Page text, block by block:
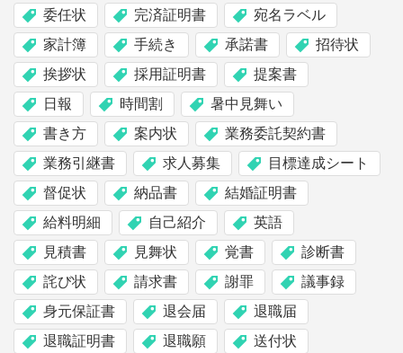
委任状
完済証明書
宛名ラベル
家計簿
手続き 承諾書
招待状
挨拶状
採用証明書
提案書
日報
時間割
暑中見舞い
書き方
案内状
業務委託契約書
業務引継書
求人募集
目標達成シート
督促状
納品書
結婚証明書
給料明細
自己紹介
英語
見積書
見舞状 覚書
診断書
詫び状
請求書 謝罪
議事録
身元保証書
退会届
退職届
退職証明書
退職願
送付状